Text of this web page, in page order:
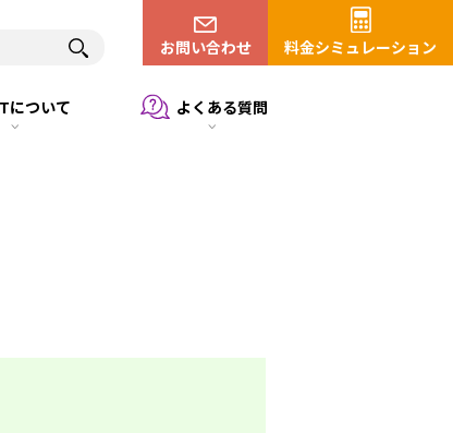
お問い合わせ 料金シミュレーション
について よくある質問